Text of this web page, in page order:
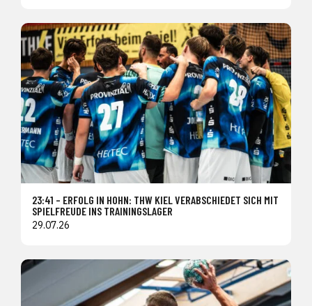
23:41 – ERFOLG IN HOHN: THW KIEL VERABSCHIEDET SICH MIT
SPIELFREUDE INS TRAININGSLAGER
29.07.26